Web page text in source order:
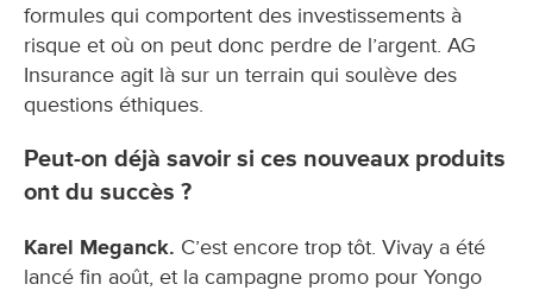
formules qui comportent des investissements à
risque et où on peut donc perdre de l’argent. AG
Insurance agit là sur un terrain qui soulève des
questions éthiques.
Peut-on déjà savoir si ces nouveaux produits
ont du succès ?
Karel Meganck. C’est encore trop tôt. Vivay a été
lancé fin août, et la campagne promo pour Yongo